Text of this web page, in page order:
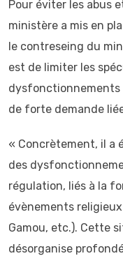
Pour éviter les abus
ministère a mis en
le contreseing du
est de limiter les
dysfonctionnements
de forte demande
« Concrètement, il a
des
régulation, liés à la
évènements religieux
Gamou, etc.). Cette
désorganise